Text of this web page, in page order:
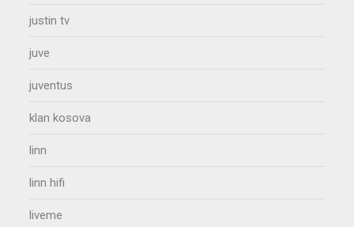
justin tv
juve
juventus
klan kosova
linn
linn hifi
liveme